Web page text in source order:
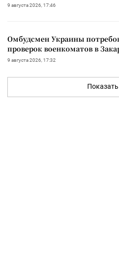
9 августа 2026, 17:46
Омбудсмен Украины
проверок военкоматов в
9 августа 2026, 17:32